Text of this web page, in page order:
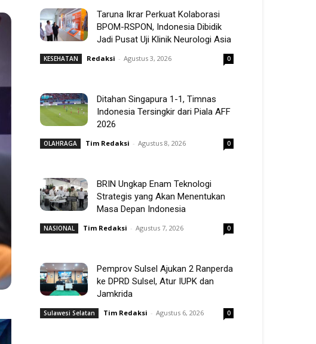
Taruna Ikrar Perkuat Kolaborasi
BPOM-RSPON, Indonesia Dibidik
Jadi Pusat Uji Klinik Neurologi Asia
KESEHATAN Redaksi - Agustus 3, 2026 0
Ditahan Singapura 1-1, Timnas
Indonesia Tersingkir dari Piala AFF
2026
OLAHRAGA Tim Redaksi - Agustus 8, 2026 0
BRIN Ungkap Enam Teknologi
Strategis yang Akan Menentukan
Masa Depan Indonesia
NASIONAL Tim Redaksi - Agustus 7, 2026 0
Pemprov Sulsel Ajukan 2 Ranperda
ke DPRD Sulsel, Atur IUPK dan
Jamkrida
Sulawesi Selatan Tim Redaksi - Agustus 6, 2026 0